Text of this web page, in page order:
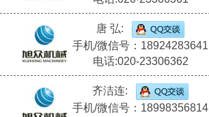
唐 弘:
手机/微信号：18924283641
电话:020-23306362
齐洁连:
手机/微信号：18998356814